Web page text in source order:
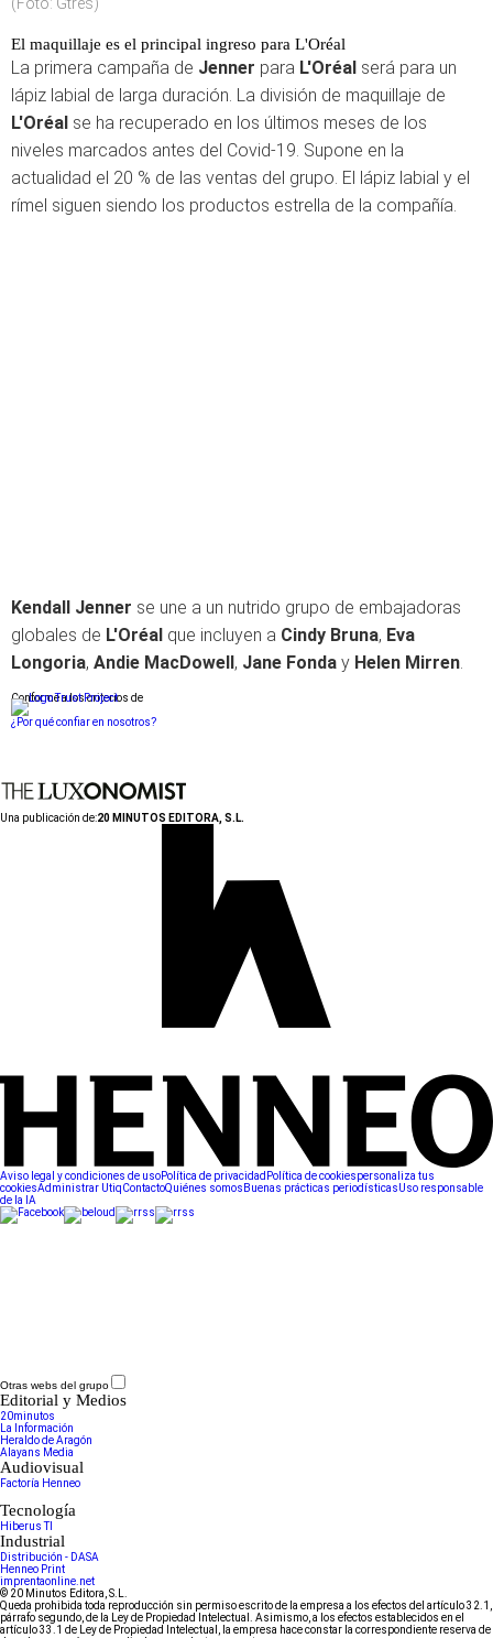
El maquillaje es el principal ingreso para L'Oréal
La primera campaña de Jenner para L'Oréal será para un
lápiz labial de larga duración. La división de maquillaje de
L'Oréal se ha recuperado en los últimos meses de los
niveles marcados antes del Covid-19. Supone en la
actualidad el 20 % de las ventas del grupo. El lápiz labial y el
rímel siguen siendo los productos estrella de la compañía.
Kendall Jenner se une a un nutrido grupo de embajadoras
globales de L'Oréal que incluyen a Cindy Bruna, Eva
Longoria, Andie MacDowell, Jane Fonda y Helen Mirren.
Conforme a los criterios de
¿Por qué confiar en nosotros?
Una publicación de:20 MINUTOS EDITORA, S.L.
Aviso legal y condiciones de usoPolítica de privacidad Política de cookiespersonaliza tus
cookiesAdministrar UtiqContactoQuiénes somos Buenas prácticas periodísticasUso responsable
de la IA
Otras webs del grupo
Editorial y Medios
20minutos
La Información
Heraldo de Aragón
Alayans Media
Audiovisual
Factoría Henneo
Tecnología
Hiberus TI
Industrial
Distribución - DASA
Henneo Print
imprentaonline.net
© 20 Minutos Editora, S.L.
Queda prohibida toda reproducción sin permiso escrito de la empresa a los efectos del artículo 32.1,
párrafo segundo, de la Ley de Propiedad Intelectual. Asimismo, a los efectos establecidos en el
artículo 33.1 de Ley de Propiedad Intelectual, la empresa hace constar la correspondiente reserva de